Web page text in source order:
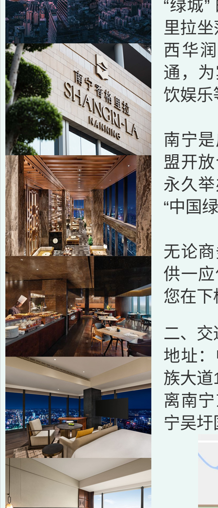
“绿城
里拉
西华
通，
饮娱乐
南宁
盟开
永久
“中国
无论
供一
您在下
二、
地址
族大
离南
宁吴